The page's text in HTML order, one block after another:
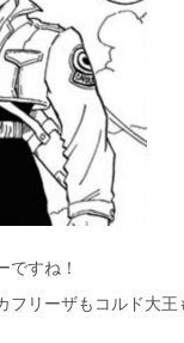
ですね！
フリーザもコルド大王